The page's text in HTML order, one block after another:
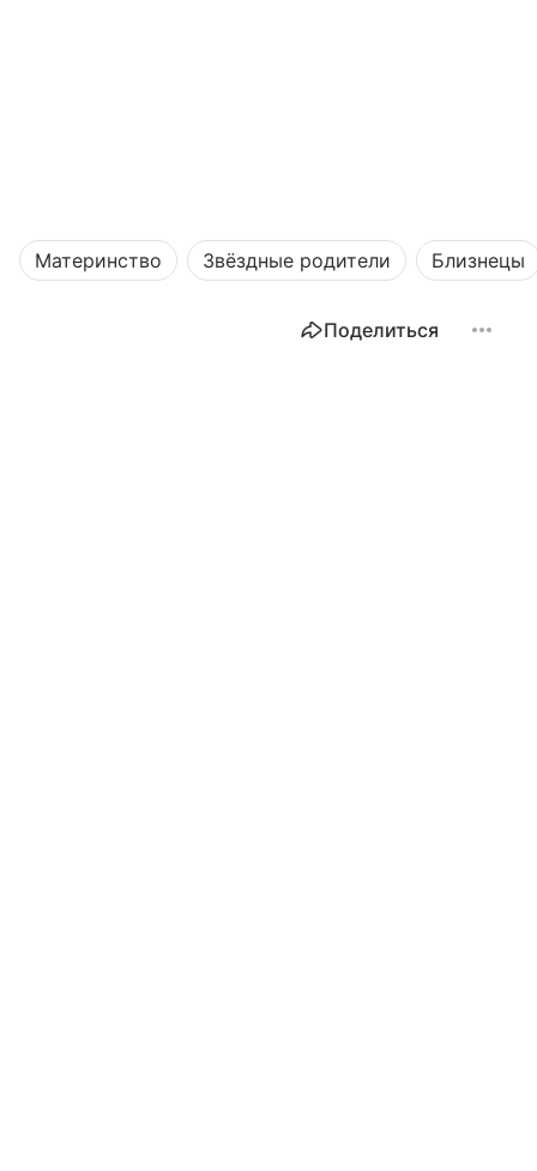
Материнство Звёздные родители Близнецы
Поделиться